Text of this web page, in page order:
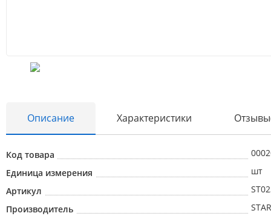
Описание Характеристики
Код товара
Единица измерения
шт
Артикул
Производитель